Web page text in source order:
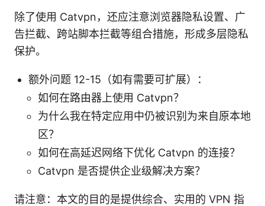
除了使用 Catvpn，还应注意浏览器隐私设置、广
告拦截、跨站脚本拦截等组合措施，形成多层隐私
保护。
额外问题 12-15（如有需要可扩展）：
如何在路由器上使用 Catvpn？
为什么我在特定应用中仍被识别为来自原本地
区？
如何在高延迟网络下优化 Catvpn 的连接？
Catvpn 是否提供企业级解决方案？
请注意：本文的目的是提供综合、实用的 VPN 指